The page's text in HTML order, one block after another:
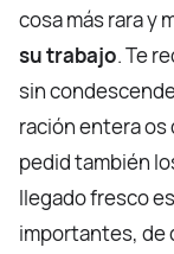
cosa más rara y
su trabajo. Te
sin
ración entera
pedid también
llegado fresco
importantes, de